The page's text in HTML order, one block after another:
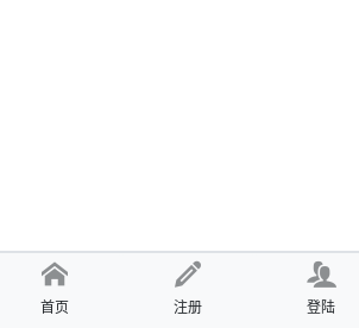
首页 注册 登陆